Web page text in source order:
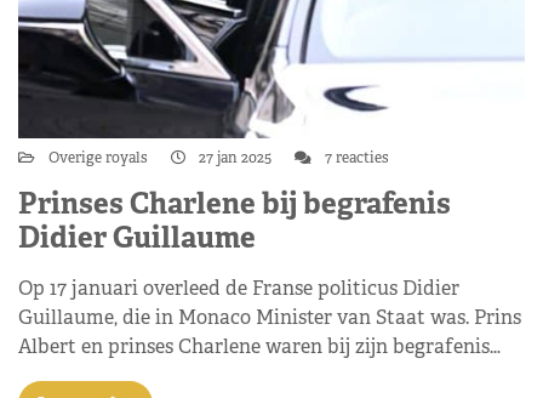
Overige royals 27 jan 2025 7 reacties
Prinses Charlene bij begrafenis
Didier Guillaume
Op 17 januari overleed de Franse politicus Didier
Guillaume, die in Monaco Minister van Staat was. Prins
Albert en prinses Charlene waren bij zijn begrafenis…